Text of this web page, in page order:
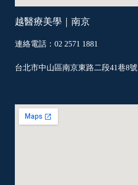
越醫療美學｜南京
連絡電話：02 2571 1881
台北市中山區南京東路二段41巷8號